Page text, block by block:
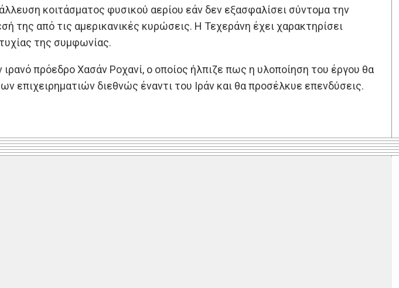
κοιτάσματος φυσικού αερίου εάν δεν εξασφαλίσει σύντομα την
της από τις αμερικανικές κυρώσεις. Η Τεχεράνη έχει χαρακτηρίσει
της συμφωνίας.
πρόεδρο Χασάν Ροχανί, ο οποίος ήλπιζε πως η υλοποίηση του έργου θα
επιχειρηματιών διεθνώς έναντι του Ιράν και θα προσέλκυε επενδύσεις.